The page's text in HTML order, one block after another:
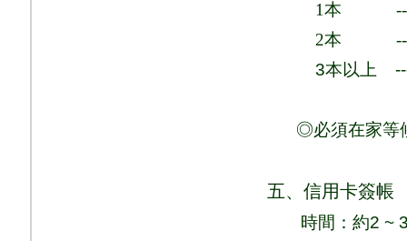
1本
2本
3本以上
◎必須在家等
五、信用卡簽帳
時間： 約2 ~